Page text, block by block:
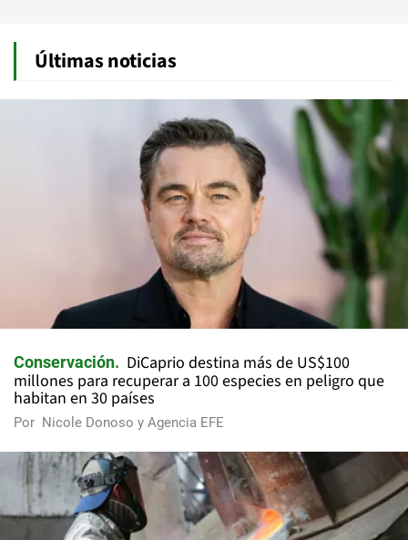
Últimas noticias
Conservación
DiCaprio destina más de US$100
millones para recuperar a 100 especies en peligro que
habitan en 30 países
Por Nicole Donoso y Agencia EFE